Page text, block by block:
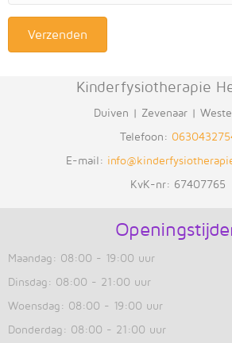
Verzenden
Kinderfysiotherapie
Duiven | Zevenaar |
Telefoon:
E-mail:
KvK-nr: 67407765
Maandag: 08:00 - 19:00 uur
Dinsdag: 08:00 - 21:00 uur
Woensdag: 08:00 - 19:00 uur
Donderdag: 08:00 - 21:00 uur